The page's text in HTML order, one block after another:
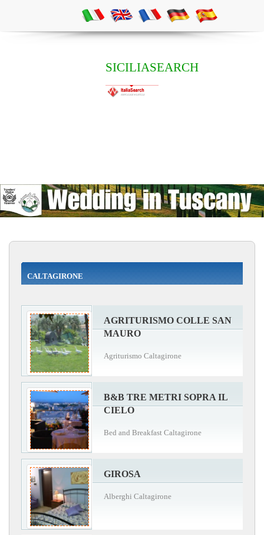
SICILIASEARCH
CALTAGIRONE
AGRITURISMO COLLE SAN
MAURO
Agriturismo Caltagirone
B&B TRE METRI SOPRA IL
CIELO
Bed and Breakfast Caltagirone
GIROSA
Alberghi Caltagirone